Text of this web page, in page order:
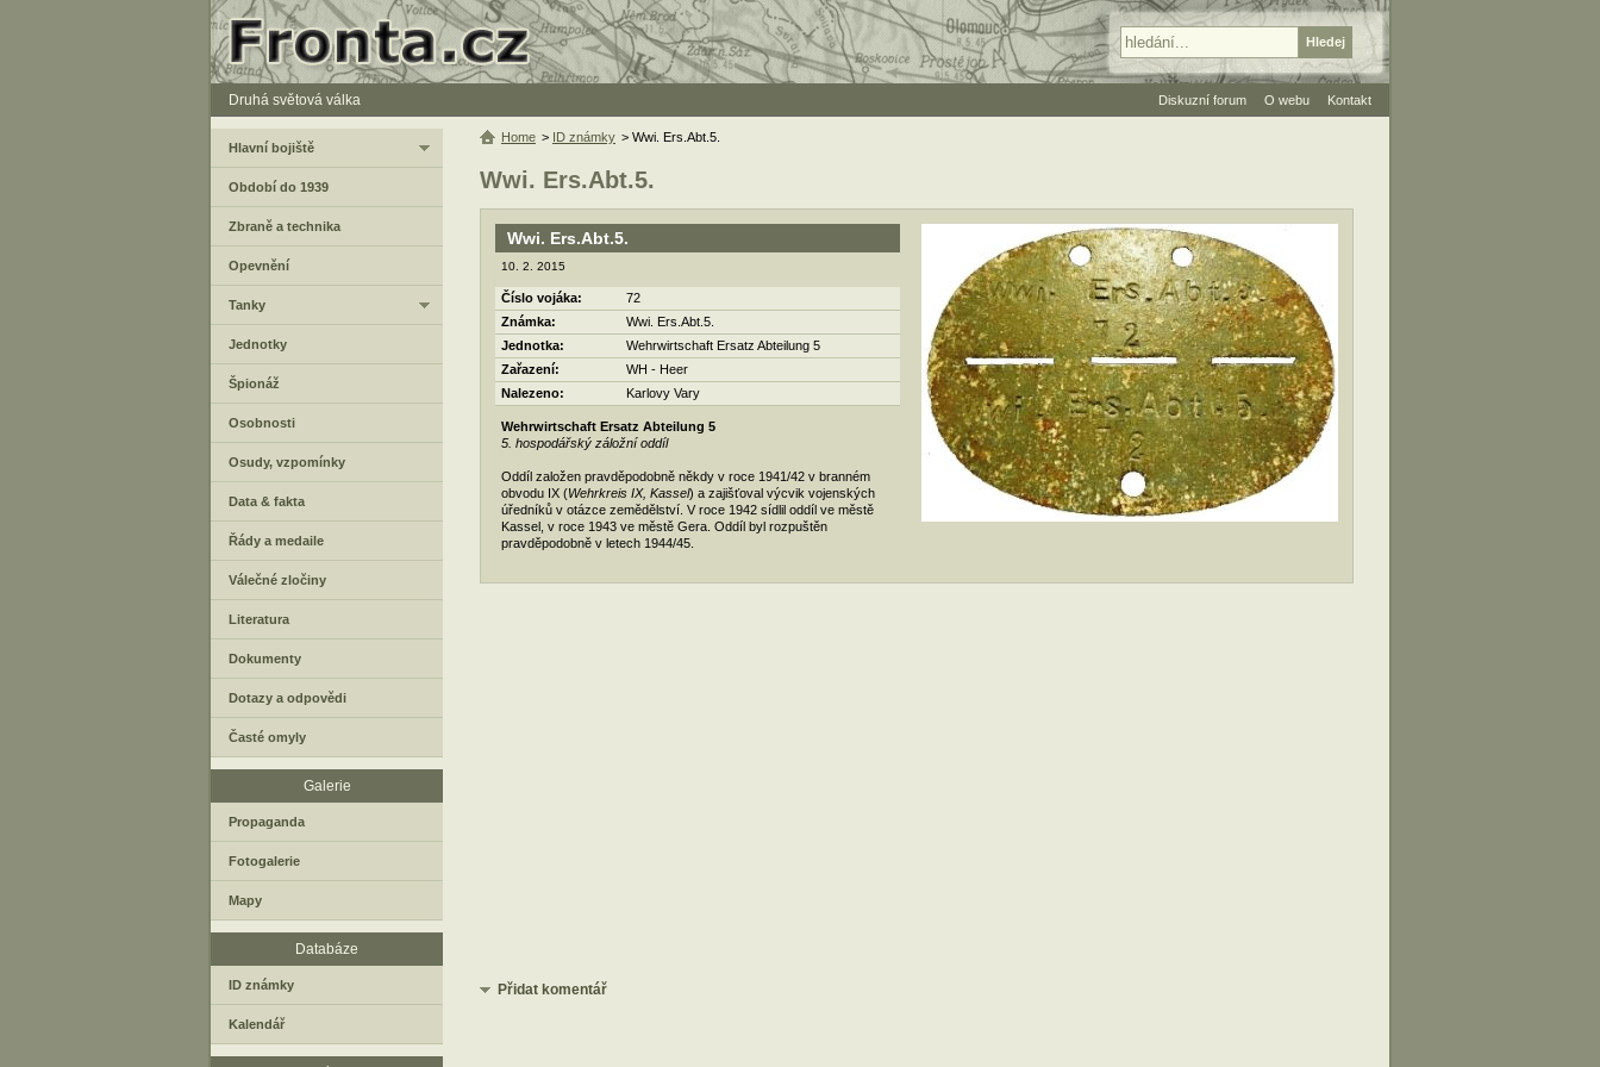
Druhá světová válka
Wwi. Ers.Abt.5.
Wwi. Ers.Abt.5.
10. 2. 2015
Číslo vojáka:
72
Známka:
Wwi. Ers.Abt.5.
Jednotka:
Wehrwirtschaft Ersatz Abteilung 5
Zařazení:
WH - Heer
Nalezeno:
Karlovy Vary
Wehrwirtschaft Ersatz Abteilung 5
5. hospodářský záložní oddíl
Oddíl založen pravděpodobně někdy v roce 1941/42 v branném
obvodu IX (Wehrkreis IX, Kassel) a zajišťoval výcvik vojenských
úředníků v otázce zemědělství. V roce 1942 sídlil oddíl ve městě
Kassel, v roce 1943 ve městě Gera. Oddíl byl rozpuštěn
pravděpodobně v letech 1944/45.
Home > ID známky > Wwi. Ers.Abt.5.
Přidat komentář
Hlavní bojiště
Období do 1939
Zbraně a technika
Opevnění
Tanky
Jednotky
Špionáž
Osobnosti
Osudy, vzpomínky
Data & fakta
Řády a medaile
Válečné zločiny
Literatura
Dokumenty
Dotazy a odpovědi
Časté omyly
Galerie
Propaganda
Fotogalerie
Mapy
Databáze
ID známky
Kalendář
Diskuzní forum O webu Kontakt